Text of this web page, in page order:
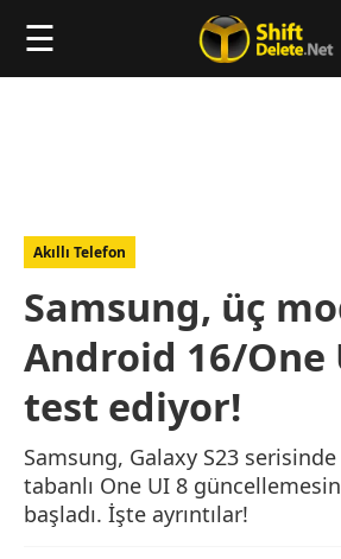
☰
Akıllı Telefon
Samsung, üç
Android 16/One
test ediyor!
Samsung, Galaxy S23
tabanlı One UI 8
başladı. İşte ayrıntılar!